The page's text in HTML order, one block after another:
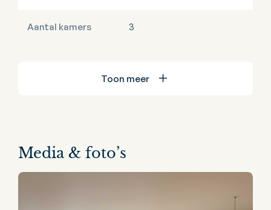
Aantal kamers 3
Toon meer
Media & foto’s